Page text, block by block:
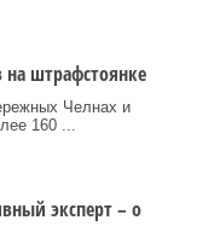
на штрафстоянке
Челнах и
160 ...
эксперт – о